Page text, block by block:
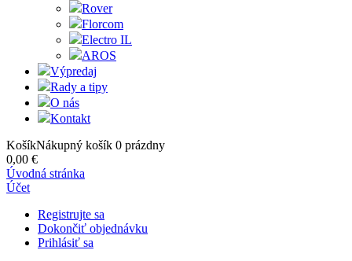
Rover
Florcom
Electro IL
AROS
Výpredaj
Rady a tipy
O nás
Kontakt
KošíkNákupný košík 0 prázdny
0,00 €
Úvodná stránka
Účet
Registrujte sa
Dokončiť objednávku
Prihlásiť sa